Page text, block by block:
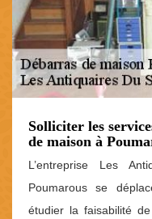
Solliciter les
de maison à
L’entreprise Les
Poumarous se
étudier la faisabilité